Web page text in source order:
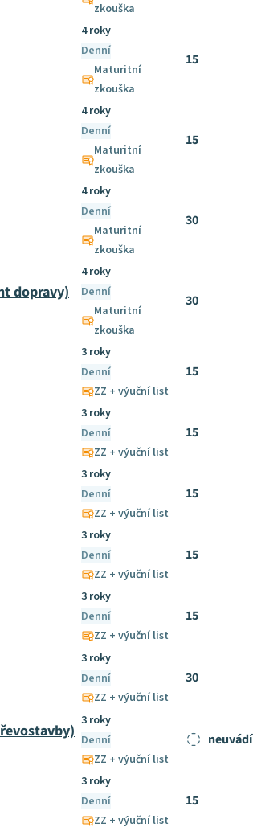
zkouška
4 roky
Denní
Maturitní
zkouška
15
4 roky
Denní
Maturitní
zkouška
15
4 roky
Denní
Maturitní
zkouška
30
dopravy)
4 roky
Denní
Maturitní
zkouška
30
3 roky
Denní
ZZ + výuční list
15
3 roky
Denní
ZZ + výuční list
15
3 roky
Denní
ZZ + výuční list
15
3 roky
Denní
ZZ + výuční list
15
3 roky
Denní
ZZ + výuční list
15
3 roky
Denní
ZZ + výuční list
30
3 roky
Denní
ZZ + výuční list
neuvádí
3 roky
Denní
ZZ + výuční list
15